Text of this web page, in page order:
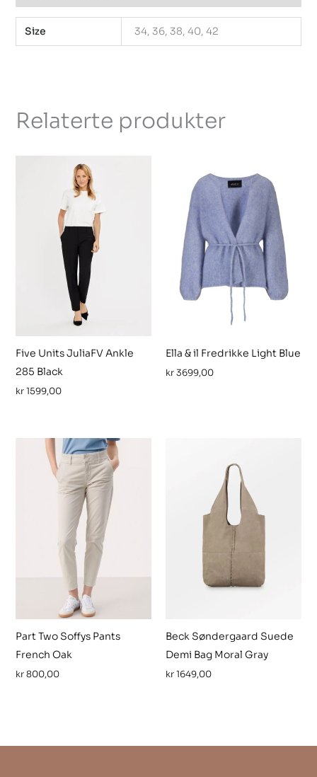
Size 34, 36, 38, 40, 42
Relaterte produkter
Five Units JuliaFV Ankle
285 Black
kr1599,00
Ella & il Fredrikke Light Blue
kr3699,00
Part Two Soffys Pants
French Oak
kr800,00
Beck Søndergaard Suede
Demi Bag Moral Gray
kr1649,00